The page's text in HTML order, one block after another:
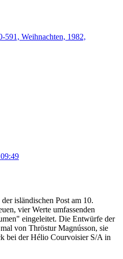
591, Weihnachten, 1982,
isländischen Post am 10.
vier Werte umfassenden
eingeleitet. Die Entwürfe der
von Thröstur Magnússon, sie
bei der Hélio Courvoisier S/A in